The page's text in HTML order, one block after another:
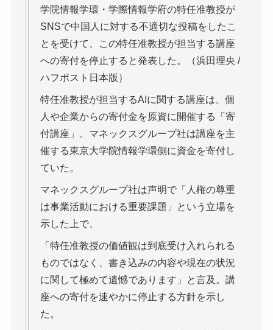
学院情報学環・学際情報学府の特任准教授が
SNSで中国人に対する不適切な投稿をしたこ
とを受けて、この特任准教授が担当する講座
への寄付を停止すると発表した。（浜田理央 /
ハフポスト日本版）
特任准教授が担当するAIに関する講座は、個
人や企業からの寄付金を原資に開催する「寄
付講座」。マネックスグループ社は講座を主
催する東京大学院情報学環側に資金を寄付し
ていた。
マネックスグループ社は声明で「人権の尊重
は事業活動における重要課題」という立場を
示した上で、
「特任准教授の価値観は到底受け入れられる
ものではなく、書き込みの内容や現在の状況
に関して極めて遺憾であります」と言及。講
座への寄付を速やかに停止する方針を示し
た。